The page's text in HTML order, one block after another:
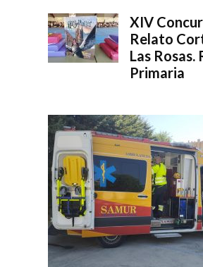
XIV
Relato
Las Rosas.
Primaria